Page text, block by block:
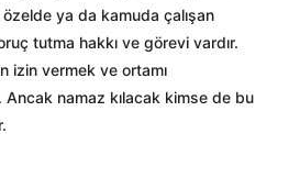
ya da kamuda çalışan
tutma hakkı ve görevi vardır.
izin vermek ve ortamı
Ancak namaz kılacak kimse de bu